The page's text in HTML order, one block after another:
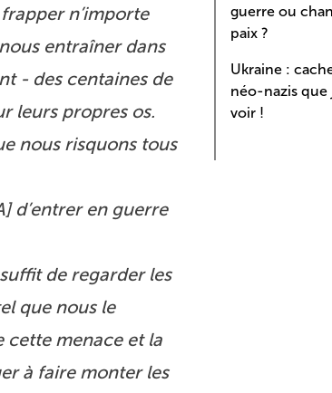
n’importe
entraîner dans
- des centaines de
leurs propres os.
nous risquons tous
d’entrer en guerre
de regarder les
que nous le
cette menace et la
à faire monter les
guerre ou
paix ?
Ukraine :
néo-nazis que
voir !